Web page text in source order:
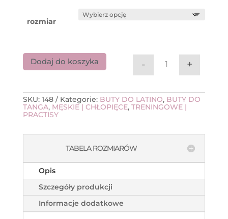
rozmiar
ilość Kozdra 43
- +
Dodaj do koszyka
SKU: 148 Kategorie: BUTY DO LATINO, BUTY DO
TANGA, MĘSKIE | CHŁOPIĘCE, TRENINGOWE |
PRACTISY
TABELA ROZMIARÓW
Opis
Szczegóły produkcji
Informacje dodatkowe